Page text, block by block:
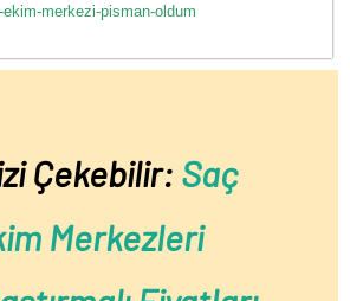
merkezi-pisman-oldum
Çekebilir: Saç
Merkezleri